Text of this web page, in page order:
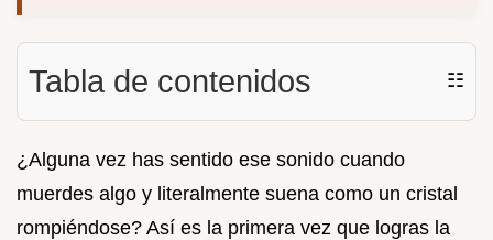
Tabla de contenidos ☷
¿Alguna vez has sentido ese sonido cuando
muerdes algo y literalmente suena como un cristal
rompiéndose? Así es la primera vez que logras la